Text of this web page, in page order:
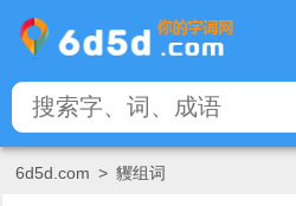
6d5d.com > 貜组词